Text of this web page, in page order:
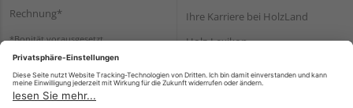
Rechnung*
*Bonität vorausgesetzt
Ihre Karriere bei HolzLand
Holz-Lexikon